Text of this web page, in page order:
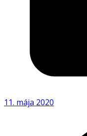
11. mája 2020